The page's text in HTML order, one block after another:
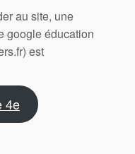
au site, une
google éducation
est
4e